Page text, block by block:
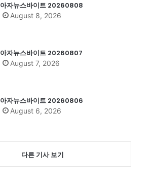
아자뉴스바이트 20260808
August 8, 2026
아자뉴스바이트 20260807
August 7, 2026
아자뉴스바이트 20260806
August 6, 2026
다른 기사 보기